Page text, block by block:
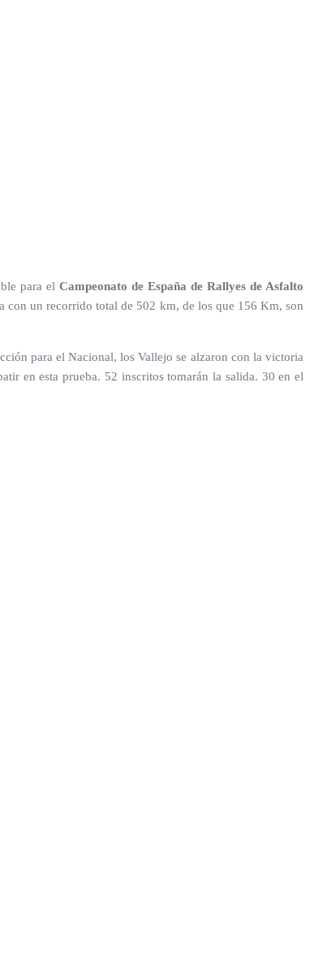
para elCampeonato de España de Rallyes de Asfalto
con un recorrido total de 502 km, de los que 156 Km, son
para el Nacional, los Vallejo se alzaron con la victoria
en esta prueba. 52 inscritos tomarán la salida. 30 en el